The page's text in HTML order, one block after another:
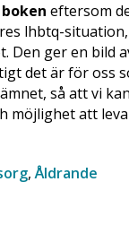
eftersom
lhbtq-
Den ger en bild
det är för oss
så att vi
möjlighet att
,Åldrande